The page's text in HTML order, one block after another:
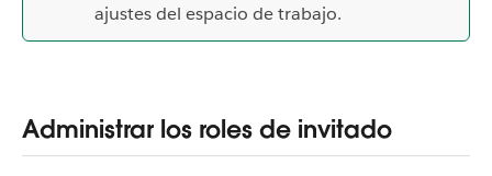
ajustes del espacio de trabajo.
Administrar los roles de invitado